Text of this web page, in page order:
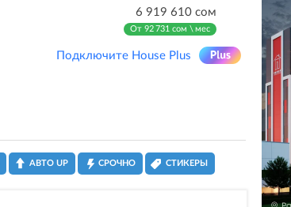
6 919 610 сом
От 92 731 сом \ мес
Подключите House Plus
АВТО UP СРОЧНО СТИКЕРЫ